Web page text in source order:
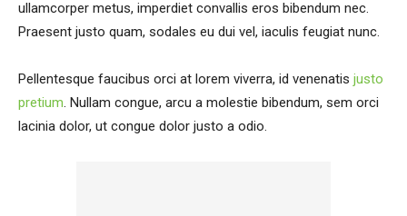
ullamcorper metus, imperdiet convallis eros bibendum nec.
Praesent justo quam, sodales eu dui vel, iaculis feugiat nunc.
Pellentesque faucibus orci at lorem viverra, id venenatis justo
pretium. Nullam congue, arcu a molestie bibendum, sem orci
lacinia dolor, ut congue dolor justo a odio.